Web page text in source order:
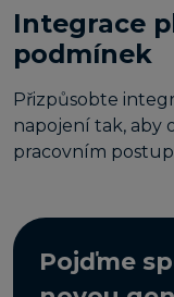
Integrace
podmínek
Přizpůsobte
napojení tak, aby
pracovním
Pojďme